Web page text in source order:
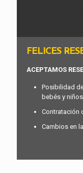
FELICES
ACEPTAMOS
Posibilidad
bebés y
Contratación
Cambios en